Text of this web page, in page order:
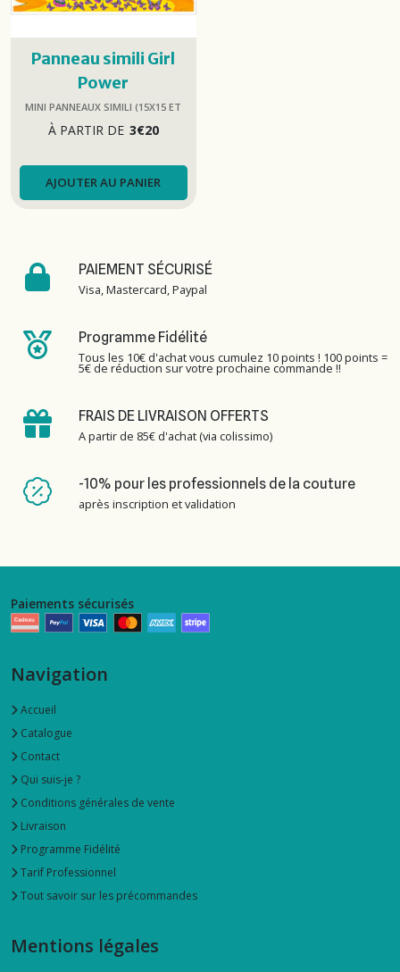
Panneau simili Girl
Power
MINI PANNEAUX SIMILI (15X15 ET
À PARTIR DE 3€20
AJOUTER AU PANIER
PAIEMENT SÉCURISÉ
Visa, Mastercard, Paypal
Programme Fidélité
Tous les 10€ d'achat vous cumulez 10 points ! 100 points =
5€ de réduction sur votre prochaine commande !!
FRAIS DE LIVRAISON OFFERTS
A partir de 85€ d'achat (via colissimo)
-10% pour les professionnels de la couture
après inscription et validation
Paiements sécurisés
Navigation
Accueil
Catalogue
Contact
Qui suis-je ?
Conditions générales de vente
Livraison
Programme Fidélité
Tarif Professionnel
Tout savoir sur les précommandes
Mentions légales